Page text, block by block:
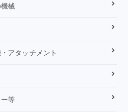
械
アタッチメント
等